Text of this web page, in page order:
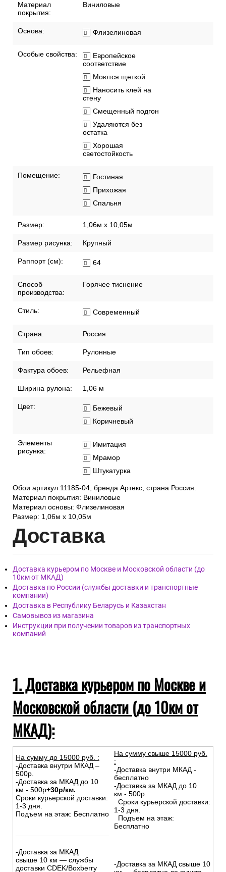
Материал
покрытия:
Виниловые
Основа: Флизелиновая
Особые свойства:
Европейское
соответствие
Моются щеткой
Наносить клей на
стену
Смещенный подгон
Удаляются без
остатка
Хорошая
светостойкость
Помещение:
Гостиная
Прихожая
Спальня
Размер: 1,06м х 10,05м
Размер рисунка: Крупный
Раппорт (см): 64
Способ
производства:
Горячее тиснение
Стиль: Современный
Страна: Россия
Тип обоев: Рулонные
Фактура обоев: Рельефная
Ширина рулона: 1,06 м
Цвет:
Бежевый
Коричневый
Элементы
рисунка:
Имитация
Мрамор
Штукатурка
Обои артикул 11185-04, бренда Артекс, страна Россия.
Материал покрытия: Виниловые
Материал основы: Флизелиновая
Размер: 1,06м х 10,05м
Доставка
Доставка курьером по Москве и Московской области (до
10км от МКАД)
Доставка по России (службы доставки и транспортные
компании)
Доставка в Республику Беларусь и Казахстан
Самовывоз из магазина
Инструкции при получении товаров из транспортных
компаний
1. Доставка курьером по Москве и
Московской области (до 10км от
МКАД):
На сумму до 15000 руб. :
-Доставка внутри МКАД –
500р.
-Доставка за МКАД до 10
км - 500р+30р/км.
Сроки курьерской доставки:
1-3 дня.
Подъем на этаж: Бесплатно
-Доставка за МКАД
свыше 10 км — службы
доставки CDEK/Boxberry
На сумму свыше 15000 руб.
:
-Доставка внутри МКАД -
бесплатно
-Доставка за МКАД до 10
км - 500р.
Сроки курьерской доставки:
1-3 дня.
Подъем на этаж:
Бесплатно
-Доставка за МКАД свыше 10